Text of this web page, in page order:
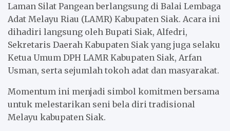
b
o
o
k
t
e
r
l
s
A
p
p
e
Laman Silat Pangean berlangsung di Balai Lembaga
Adat Melayu Riau (LAMR) Kabupaten Siak. Acara ini
dihadiri langsung oleh Bupati Siak, Alfedri,
Sekretaris Daerah Kabupaten Siak yang juga selaku
Ketua Umum DPH LAMR Kabupaten Siak, Arfan
Usman, serta sejumlah tokoh adat dan masyarakat.
Momentum ini menjadi simbol komitmen bersama
untuk melestarikan seni bela diri tradisional
Melayu kabupaten Siak.